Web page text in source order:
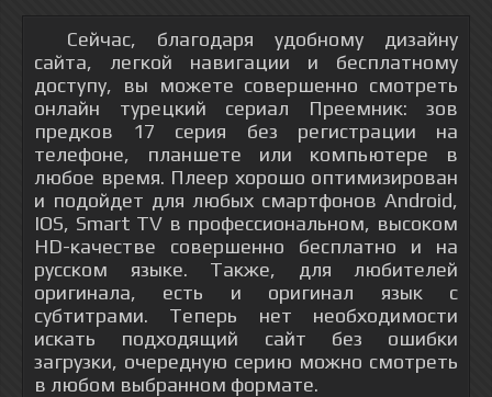
Сейчас, благодаря удобному дизайну
сайта, легкой навигации и бесплатному
доступу, вы можете совершенно смотреть
онлайн турецкий сериал Преемник: зов
предков 17 серия без регистрации на
телефоне, планшете или компьютере в
любое время. Плеер хорошо оптимизирован
и подойдет для любых смартфонов Android,
IOS, Smart TV в профессиональном, высоком
HD-качестве совершенно бесплатно и на
русском языке. Также, для любителей
оригинала, есть и оригинал язык с
субтитрами. Теперь нет необходимости
искать подходящий сайт без ошибки
загрузки, очередную серию можно смотреть
в любом выбранном формате.